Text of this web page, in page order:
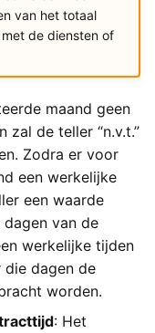
van het totaal
de diensten of
maand geen
de teller “n.v.t.”
Zodra er voor
een werkelijke
een waarde
van de
werkelijke tijden
die dagen de
worden.
: Het